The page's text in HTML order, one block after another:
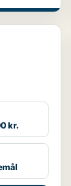
kr.